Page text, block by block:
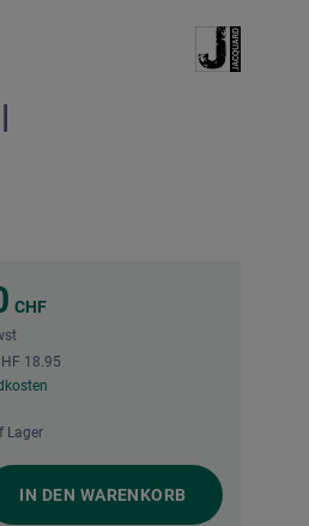
CHF
18.95
Lager
IN DEN WARENKORB